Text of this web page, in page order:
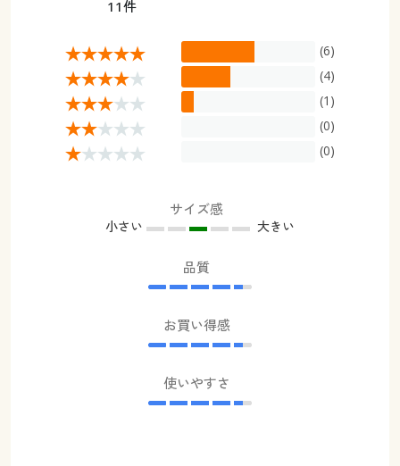
11件
(6)
(4)
(1)
(0)
(0)
サイズ感
小さい 大きい
品質
お買い得感
使いやすさ